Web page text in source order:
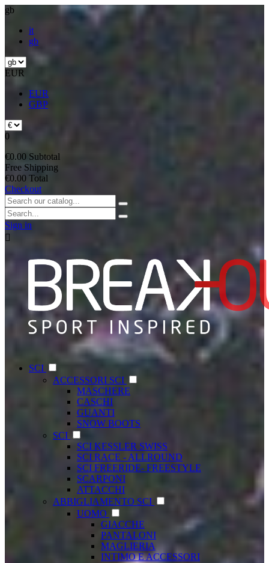
gb
it
gb
EUR
EUR
GBP
0
€0.00 Subtotal
Free Shipping
€0.00 Total
Checkout
Sign in

SCI
ACCESSORI SCI
MASCHERE
CASCHI
GUANTI
SNOW BOOTS
SCI
SCI KESSLER SWISS
SCI RACE - ALLROUND
SCI FREERIDE- FREESTYLE
SCARPONI
ATTACCHI
ABBIGLIAMENTO SCI
UOMO
GIACCHE
PANTALONI
MAGLIERIA
INTIMO E ACCESSORI